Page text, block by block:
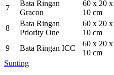
Sunting
7
Bata Ringan
Gracon
60 x 20 x
10 cm
8
Bata Ringan
Priority One
60 x 20 x
10 cm
9
Bata Ringan ICC
60 x 20 x
10 cm